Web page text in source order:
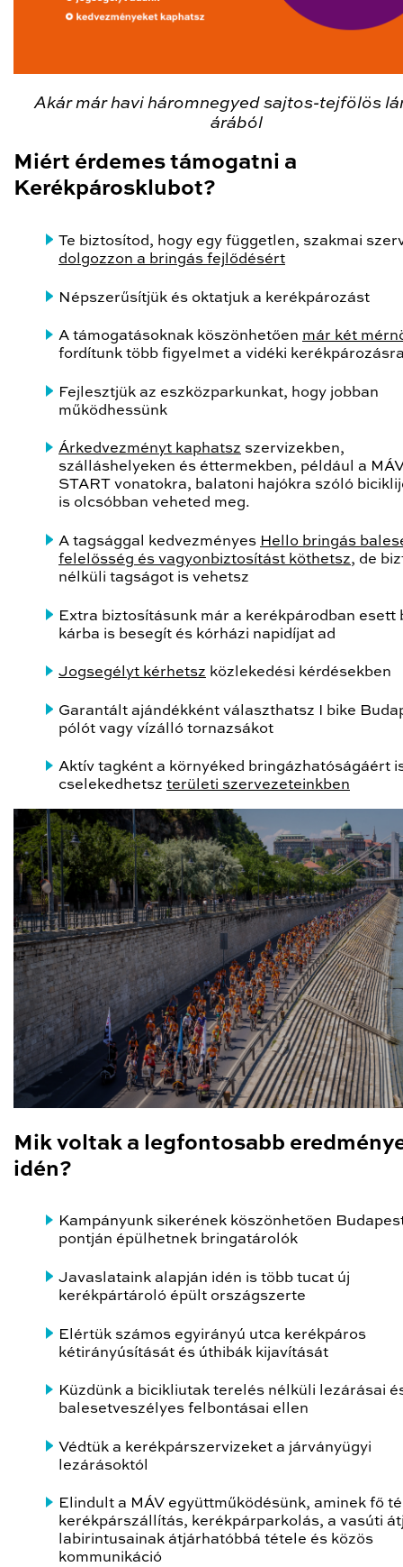
Akár már havi háromnegyed sajtos-tejfölös
árából
Miért érdemes támogatni a
Kerékpárosklubot?
Te biztosítod, hogy egy független, szakmai
dolgozzon a bringás fejlődésért
Népszerűsítjük és oktatjuk a kerékpározást
A támogatásoknak köszönhetően már két
fordítunk több figyelmet a vidéki
Fejlesztjük az eszközparkunkat, hogy jobban
működhessünk
Árkedvezményt kaphatsz szervizekben,
szálláshelyeken és éttermekben, például a
START vonatokra, balatoni hajókra szóló
is olcsóbban veheted meg.
A tagsággal kedvezményes Hello bringás
felelősség és vagyonbiztosítást köthetsz, de
nélküli tagságot is vehetsz
Extra biztosításunk már a kerékpárodban esett
kárba is besegít és kórházi napidíjat ad
Jogsegélyt kérhetsz közlekedési kérdésekben
Garantált ajándékként választhatsz I bike
pólót vagy vízálló tornazsákot
Aktív tagként a környéked bringázhatóságáért
cselekedhetsz területi szervezeteinkben
Mik voltak a legfontosabb
idén?
Kampányunk sikerének köszönhetően
pontján épülhetnek bringatárolók
Javaslataink alapján idén is több tucat új
kerékpártároló épült országszerte
Elértük számos egyirányú utca kerékpáros
kétirányúsítását és úthibák kijavítását
Küzdünk a bicikliutak terelés nélküli lezárásai
balesetveszélyes felbontásai ellen
Védtük a kerékpárszervizeket a járványügyi
lezárásoktól
Elindult a MÁV együttműködésünk, aminek fő
kerékpárszállítás, kerékpárparkolás, a vasúti
labirintusainak átjárhatóbbá tétele és közös
kommunikáció